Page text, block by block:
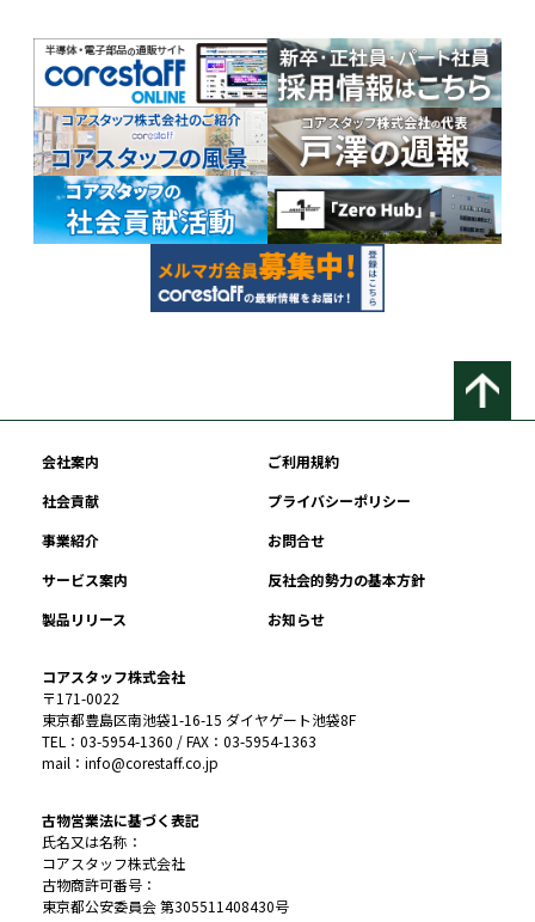
会社案内
ご利用規約
社会貢献
プライバシーポリシー
事業紹介
お問合せ
サービス案内
反社会的勢力の基本方針
製品リリース
お知らせ
コアスタッフ株式会社
〒171-0022
東京都豊島区南池袋1-16-15 ダイヤゲート池袋8F
TEL：03-5954-1360 / FAX：03-5954-1363
mail：info@corestaff.co.jp
古物営業法に基づく表記
氏名又は名称：
コアスタッフ株式会社
古物商許可番号：
東京都公安委員会 第305511408430号